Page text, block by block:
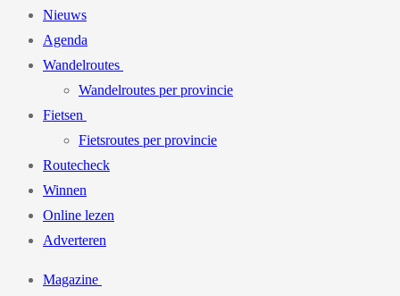
Nieuws
Agenda
Wandelroutes
Wandelroutes per provincie
Fietsen
Fietsroutes per provincie
Routecheck
Winnen
Online lezen
Adverteren
Magazine